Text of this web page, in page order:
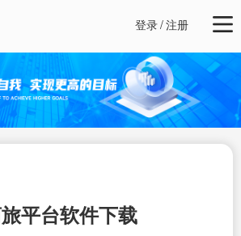
登录/注册
平台软件下载